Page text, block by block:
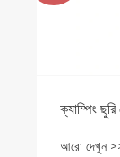
ক্যাম্পিং
আরো দেখুন